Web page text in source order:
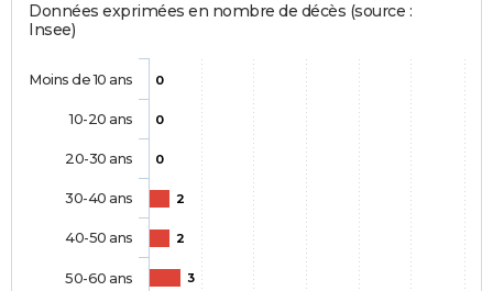
Données exprimées en nombre de décès (source :
Insee)
0
0
0
2
2
3
Moins de 10 ans
10-20 ans
20-30 ans
30-40 ans
40-50 ans
50-60 ans